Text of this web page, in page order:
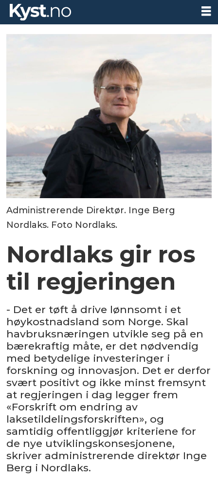
Administrerende Direktør. Inge Berg
Nordlaks. Foto Nordlaks.
Nordlaks gir ros
til regjeringen
- Det er tøft å drive lønnsomt i et
høykostnadsland som Norge. Skal
havbruksnæringen utvikle seg på en
bærekraftig måte, er det nødvendig
med betydelige investeringer i
forskning og innovasjon. Det er derfor
svært positivt og ikke minst fremsynt
at regjeringen i dag legger frem
«Forskrift om endring av
laksetildelingsforskriften», og
samtidig offentliggjør kriteriene for
de nye utviklingskonsesjonene,
skriver administrerende direktør Inge
Berg i Nordlaks.